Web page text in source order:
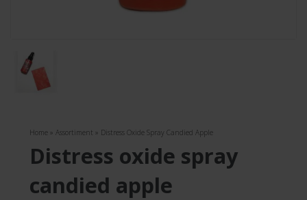
Home » Assortiment » Distress Oxide Spray Candied Apple
distress oxide spray
candied apple